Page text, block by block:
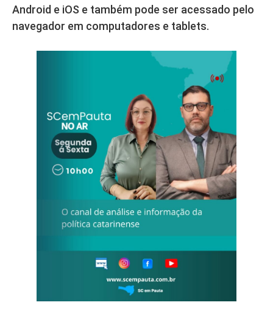
Android e iOS e também pode ser acessado pelo
navegador em computadores e tablets.